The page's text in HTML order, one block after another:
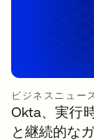
ビジネスニュー
Okta、実行
と継続的な